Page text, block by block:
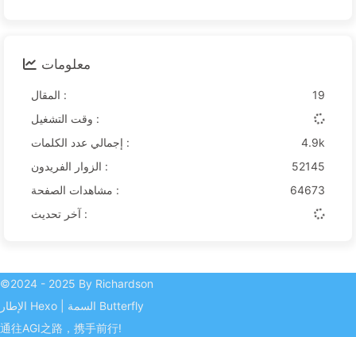
معلومات
المقال :
19
وقت التشغيل :
إجمالي عدد الكلمات :
4.9k
الزوار الفريدون :
52145
مشاهدات الصفحة :
64673
آخر تحديث :
©2024 - 2025 By Richardson
Hexo
Butterfly
通往AGI之路，携手前行!